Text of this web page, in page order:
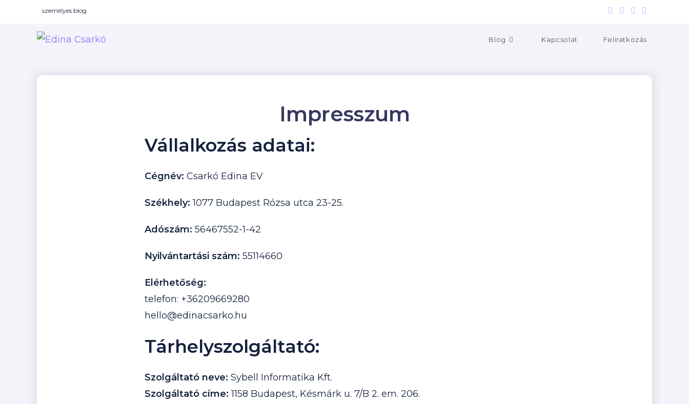
személyes blog
Blog Kapcsolat Feliratkozás
Impresszum
Vállalkozás adatai:
Cégnév: Csarkó Edina EV
Székhely: 1077 Budapest Rózsa utca 23-25.
Adószám: 56467552-1-42
Nyilvántartási szám: 55114660
Elérhetőség:
telefon: +36209669280
hello@edinacsarko.hu
Tárhelyszolgáltató:
Szolgáltató neve: Sybell Informatika Kft.
Szolgáltató címe: 1158 Budapest, Késmárk u. 7/B 2. em. 206.